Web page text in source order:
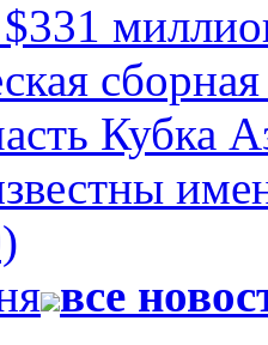
$331
Кубка
все